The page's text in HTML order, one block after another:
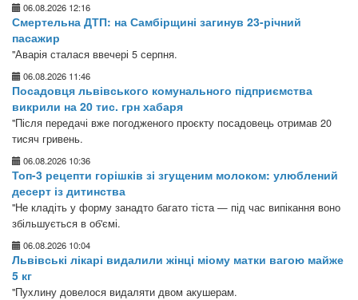
06.08.2026 12:16
Смертельна ДТП: на Самбірщині загинув 23-річний
пасажир
"Аварія сталася ввечері 5 серпня.
06.08.2026 11:46
Посадовця львівського комунального підприємства
викрили на 20 тис. грн хабаря
"Після передачі вже погодженого проєкту посадовець отримав 20
тисяч гривень.
06.08.2026 10:36
Топ-3 рецепти горішків зі згущеним молоком: улюблений
десерт із дитинства
"Не кладіть у форму занадто багато тіста — під час випікання воно
збільшується в об'ємі.
06.08.2026 10:04
Львівські лікарі видалили жінці міому матки вагою майже
5 кг
"Пухлину довелося видаляти двом акушерам.